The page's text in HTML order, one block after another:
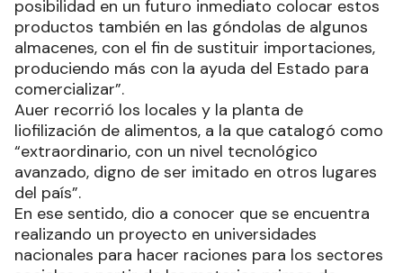
posibilidad en un futuro inmediato colocar estos
productos también en las góndolas de algunos
almacenes, con el fin de sustituir importaciones,
produciendo más con la ayuda del Estado para
comercializar”.
Auer recorrió los locales y la planta de
liofilización de alimentos, a la que catalogó como
“extraordinario, con un nivel tecnológico
avanzado, digno de ser imitado en otros lugares
del país”.
En ese sentido, dio a conocer que se encuentra
realizando un proyecto en universidades
nacionales para hacer raciones para los sectores